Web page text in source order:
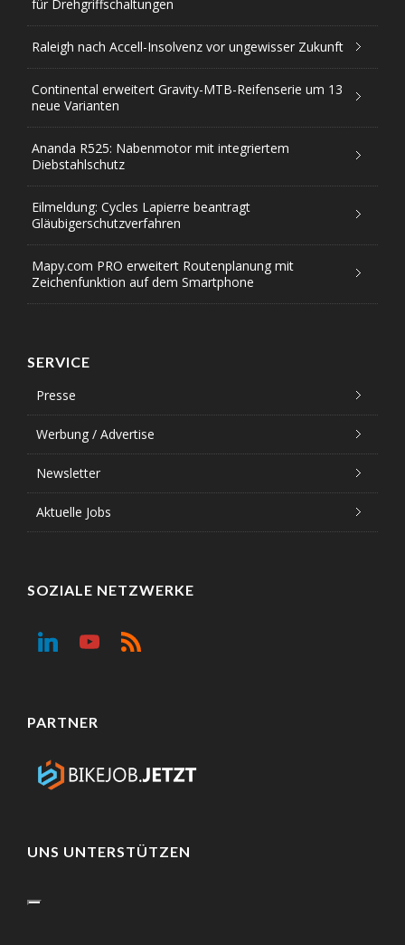
für Drehgriffschaltungen
Raleigh nach Accell-Insolvenz vor ungewisser Zukunft
Continental erweitert Gravity-MTB-Reifenserie um 13
neue Varianten
Ananda R525: Nabenmotor mit integriertem
Diebstahlschutz
Eilmeldung: Cycles Lapierre beantragt
Gläubigerschutzverfahren
Mapy.com PRO erweitert Routenplanung mit
Zeichenfunktion auf dem Smartphone
SERVICE
Presse
Werbung / Advertise
Newsletter
Aktuelle Jobs
SOZIALE NETZWERKE
PARTNER
UNS UNTERSTÜTZEN